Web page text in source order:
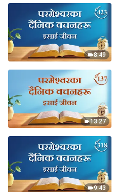
8:49
13:27
9:43